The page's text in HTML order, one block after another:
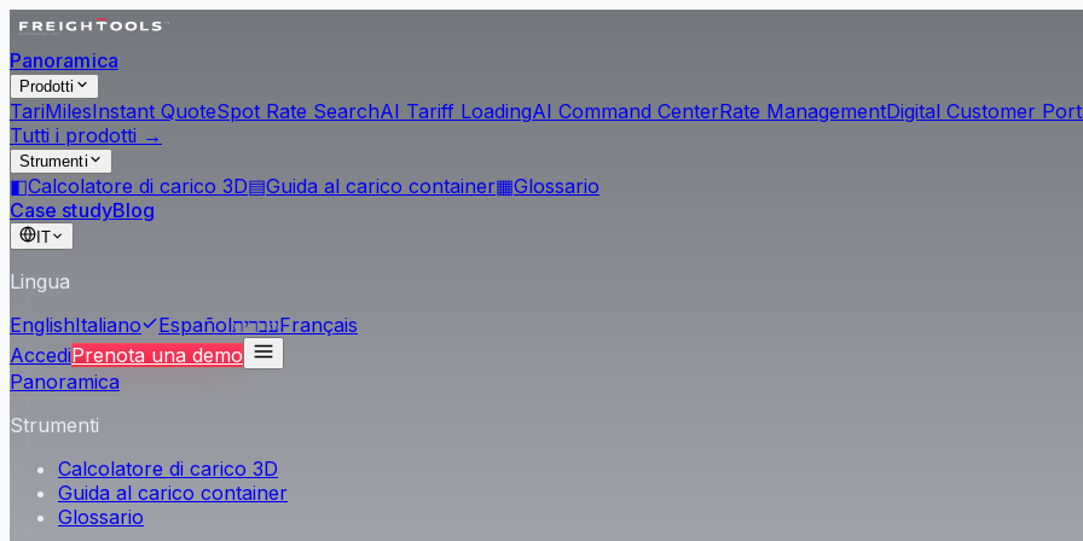
Panoramica
Prodotti
TariMilesInstant QuoteSpot Rate SearchAI Tariff LoadingAI Command CenterRate ManagementDigital Customer
Tutti i prodotti →
Strumenti
◧Calcolatore di carico 3D▤Guida al carico container▦Glossario
Case studyBlog
IT
Lingua
EnglishItaliano EspañolעבריתFrançais
AccediPrenota una demo
Panoramica
Strumenti
Calcolatore di carico 3D
Guida al carico container
Glossario